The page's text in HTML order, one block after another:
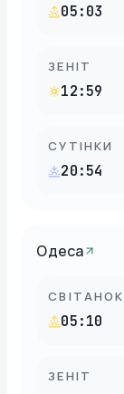
05:03
ЗЕНІТ
12:59
СУТІНКИ
20:54
Одеса
СВІТАНОК
05:10
ЗЕНІТ